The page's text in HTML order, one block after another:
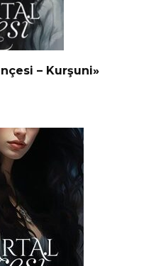
– Kurşuni»